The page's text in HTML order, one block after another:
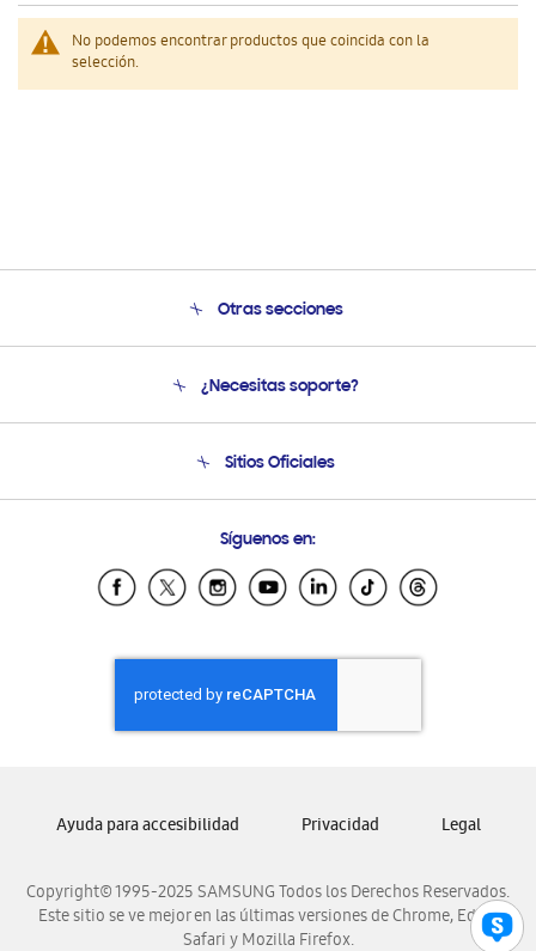
No podemos encontrar productos que coincida con la
selección.
Otras secciones
Soporte
Condiciones de Compra
¿Necesitas soporte?
Soporte vía eMail
Sitios Oficiales
Samsung Ecuador
Samsung El Salvador
Samsung Honduras
Samsung Nicaragua
Samsung Panamá
Samsung Venezuela
Síguenos en:
Copyright© 1995-2025 SAMSUNG Todos los Derechos Reservados.
Este sitio se ve mejor en las últimas versiones de Chrome, Edge,
Safari y Mozilla Firefox.
Ayuda para accesibilidad Privacidad Legal